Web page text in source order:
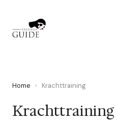
Home › Krachttraining
Krachttraining